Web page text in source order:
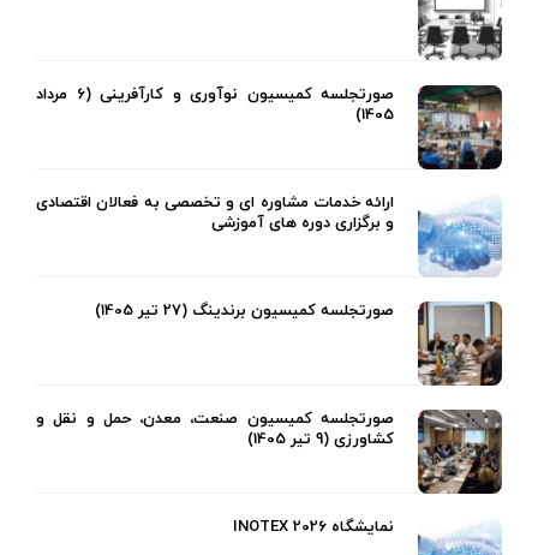
صورتجلسه کمیسیون نوآوری و کارآفرینی (6 مرداد
1405)
ارائه خدمات مشاوره ای و تخصصی به فعالان اقتصادی
و برگزاری دوره های آموزشی
صورتجلسه کمیسیون برندینگ (27 تیر 1405)
صورتجلسه کمیسیون صنعت، معدن، حمل و نقل و
کشاورزی (9 تیر 1405)
نمایشگاه INOTEX 2026